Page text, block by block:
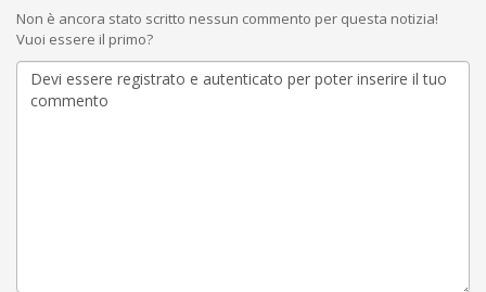
Non è ancora stato scritto nessun commento per questa notizia!
Vuoi essere il primo?